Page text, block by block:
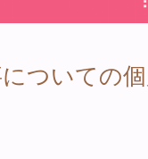
ついての